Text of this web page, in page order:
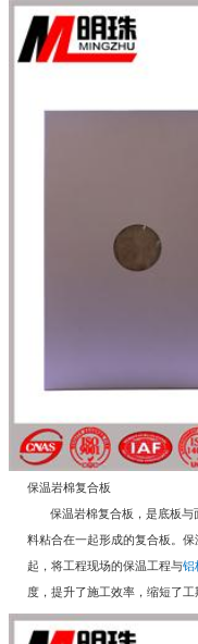
保温岩棉复合板
保温岩棉复合板，是底板与
料粘合在一起形成的复合板。
起，将工程现场的保温工程与铝
度，提升了施工效率，缩短了工